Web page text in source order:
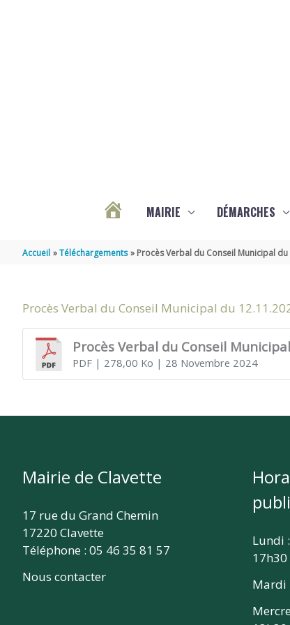
MAIRIE DÉMARCHES
Accueil Téléchargements Procès Verbal du Conseil Municipal
Procès Verbal du Conseil Municipal du
Procès Verbal du Conseil
PDF| 278,00 Ko | 28 Novembre 2024
Mairie de Clavette
17 rue du Grand Chemin
17220 Clavette
Téléphone : 05 46 35 81 57
Nous contacter
Lundi
17h30
Mardi